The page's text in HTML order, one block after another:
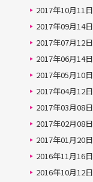
2017年10月11日
2017年09月14日
2017年07月12日
2017年06月14日
2017年05月10日
2017年04月12日
2017年03月08日
2017年02月08日
2017年01月20日
2016年11月16日
2016年10月12日